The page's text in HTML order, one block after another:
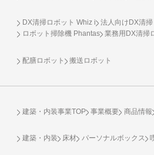
DX清掃ロボット Whiz i
法人向けDX清
ロボット掃除機 Phantas
業務用DX清掃
配膳ロボット 搬送ロボット
建築・内装事業TOP 事業概要 商品情報
建築・内装 床材 パーソナルボックス